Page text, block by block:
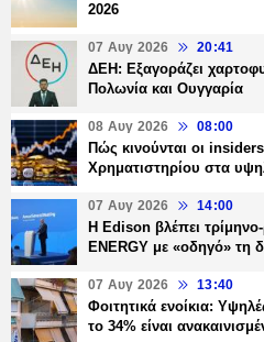
2026
07 Αυγ 2026 20:41
ΔΕΗ: Εξαγοράζει
Πολωνία και Ουγγαρία
08 Αυγ 2026 08:00
Πώς κινούνται οι
Χρηματιστηρίου στα
07 Αυγ 2026 14:00
Η Edison βλέπει
ENERGY με «οδηγό» τη
07 Αυγ 2026 13:40
Φοιτητικά ενοίκια:
το 34% είναι